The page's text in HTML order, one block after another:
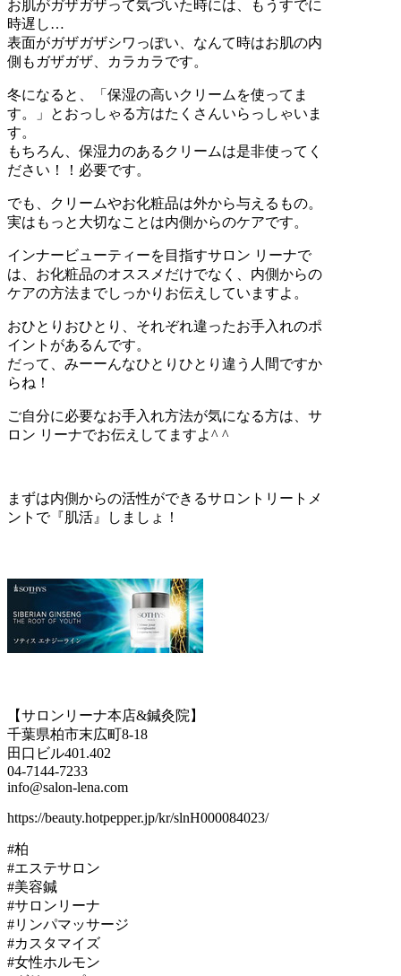
お肌がガザガザって気づいた時には、もうすでに
時遅し…
表面がガザガザシワっぽい、なんて時はお肌の内
側もガザガザ、カラカラです。
冬になると、「保湿の高いクリームを使ってま
す。」とおっしゃる方はたくさんいらっしゃいま
す。
もちろん、保湿力のあるクリームは是非使ってく
ださい！！必要です。
でも、クリームやお化粧品は外から与えるもの。
実はもっと大切なことは内側からのケアです。
インナービューティーを目指すサロン リーナで
は、お化粧品のオススメだけでなく、内側からの
ケアの方法までしっかりお伝えしていますよ。
おひとりおひとり、それぞれ違ったお手入れのポ
イントがあるんです。
だって、みーーんなひとりひとり違う人間ですか
らね！
ご自分に必要なお手入れ方法が気になる方は、サ
ロン リーナでお伝えしてますよ^ ^
まずは内側からの活性ができるサロントリートメ
ントで『肌活』しましょ！
【サロンリーナ本店&鍼灸院】
千葉県柏市末広町8-18
田口ビル401.402
04-7144-7233
info@salon-lena.com
https://beauty.hotpepper.jp/kr/slnH000084023/
#柏
#エステサロン
#美容鍼
#サロンリーナ
#リンパマッサージ
#カスタマイズ
#女性ホルモン